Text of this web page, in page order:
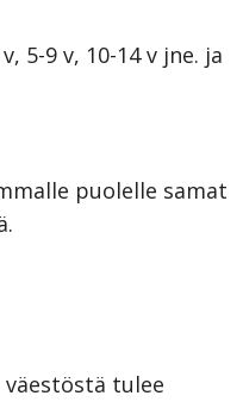
5-9 v, 10-14 v jne. ja
puolelle samat
tulee